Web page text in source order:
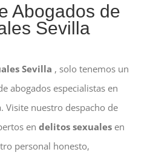
Abogados de
Sevilla
Sevilla , solo tenemos un
abogados especialistas en
Visite nuestro despacho de
en delitos sexualesen
personal honesto,